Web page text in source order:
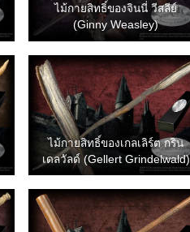
ไม้กายสิทธิ์ของจินนี่ วีสลีย์
(Ginny Weasley)
ไม้กายสิทธิ์ของเกลเลิร์ต กริน
เดลวัลด์ (Gellert Grindelwald)